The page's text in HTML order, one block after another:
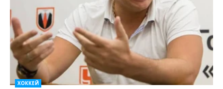
ХОККЕЙ